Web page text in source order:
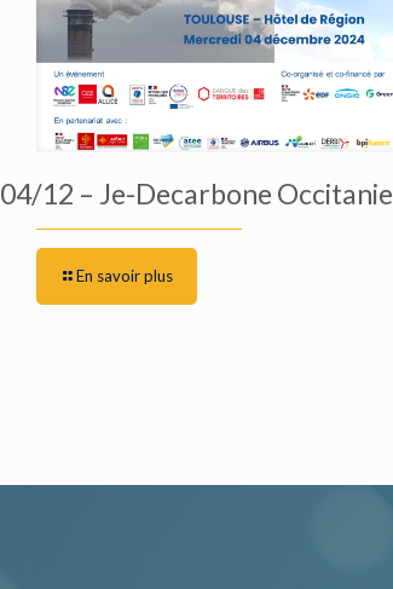
04/12 – Je-Decarbone Occitanie
En savoir plus